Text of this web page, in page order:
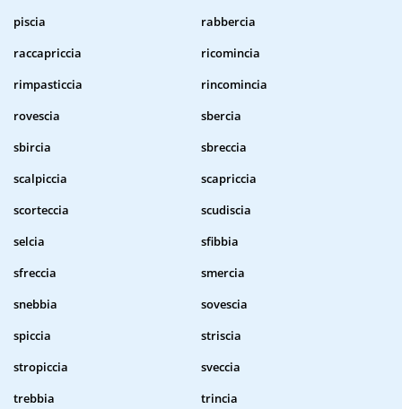
piscia
rabbercia
raccapriccia
ricomincia
rimpasticcia
rincomincia
rovescia
sbercia
sbircia
sbreccia
scalpiccia
scapriccia
scorteccia
scudiscia
selcia
sfibbia
sfreccia
smercia
snebbia
sovescia
spiccia
striscia
stropiccia
sveccia
trebbia
trincia